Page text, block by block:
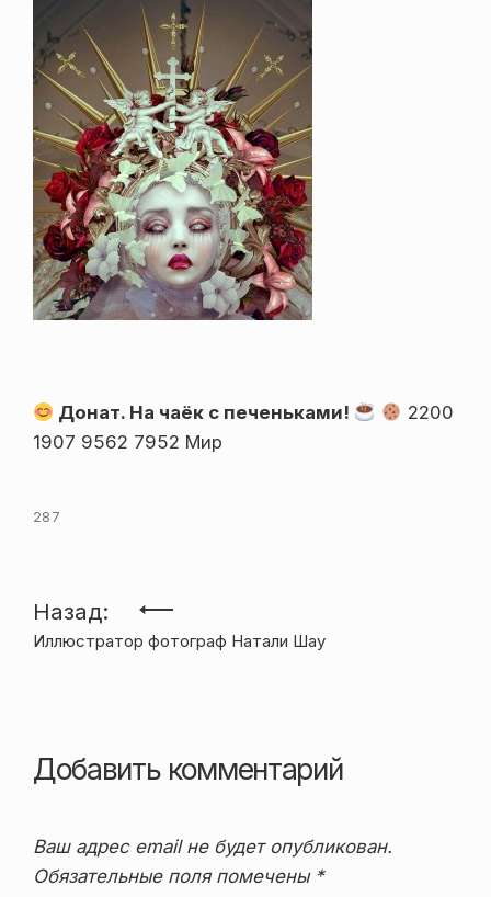
Донат. На чаёк с печеньками!
2200
1907 9562 7952 Мир
287
Навигация
по
Назад:
Иллюстратор фотограф Натали Шау
Добавить комментарий
Ваш адрес email не будет опубликован.
Обязательные поля помечены *